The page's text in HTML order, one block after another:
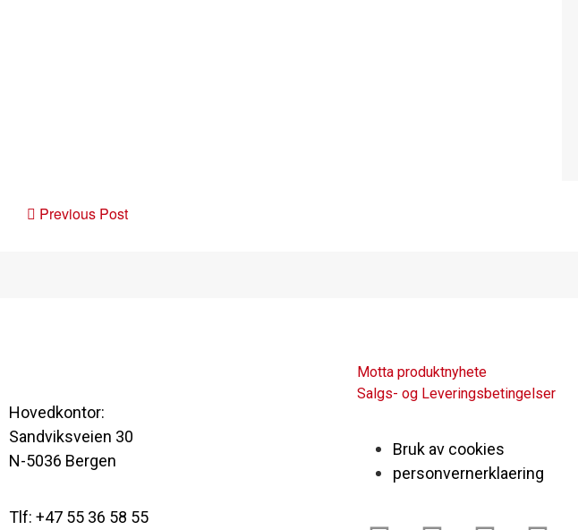
Post
Previous Post
Hovedkontor:
Sandviksveien 30
N-5036 Bergen
Tlf: +47 55 36 58 55
Motta produktnyhete
Salgs- og Leveringsbetingelser
Bruk av cookies
personvernerklaering